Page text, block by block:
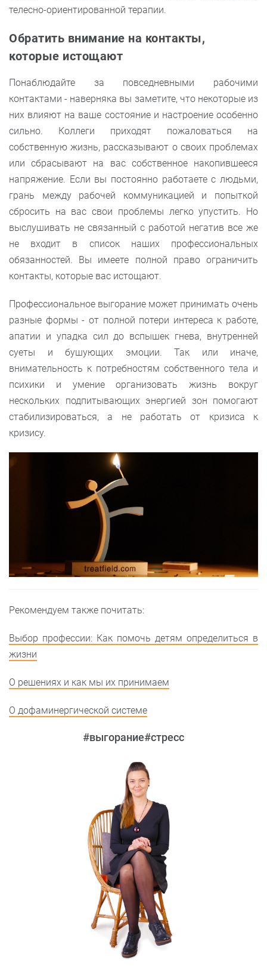
телесно-ориентированной терапии.
Обратить внимание на контакты,
которые истощают
Понаблюдайте за повседневными рабочими
контактами - наверняка вы заметите, что некоторые из
них влияют на ваше состояние и настроение особенно
сильно. Коллеги приходят пожаловаться на
собственную жизнь, рассказывают о своих проблемах
или сбрасывают на вас собственное накопившееся
напряжение. Если вы постоянно работаете с людьми,
грань между рабочей коммуникацией и попыткой
сбросить на вас свои проблемы легко упустить. Но
выслушивать не связанный с работой негатив все же
не входит в список наших профессиональных
обязанностей. Вы имеете полной право ограничить
контакты, которые вас истощают.
Профессиональное выгорание может принимать очень
разные формы - от полной потери интереса к работе,
апатии и упадка сил до вспышек гнева, внутренней
суеты и бушующих эмоции. Так или иначе,
внимательность к потребностям собственного тела и
психики и умение организовать жизнь вокруг
нескольких подпитывающих энергией зон помогают
стабилизироваться, а не работать от кризиса к
кризису.
Рекомендуем также почитать:
Выбор профессии: Как помочь детям определиться в
жизни
О решениях и как мы их принимаем
О дофаминергической системе
#выгорание#стресс